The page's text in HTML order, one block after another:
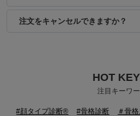
身長：157cm
注文をキャンセルできますか？
HOT
注目キーワ
#顔タイプ診断® #骨格診断 ＃骨